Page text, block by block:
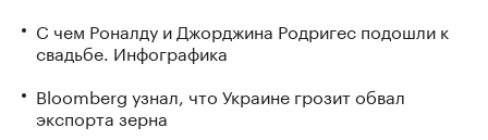
С чем Роналду и Джорджина Родригес подошли к
свадьбе. Инфографика
Bloomberg узнал, что Украине грозит обвал
экспорта зерна